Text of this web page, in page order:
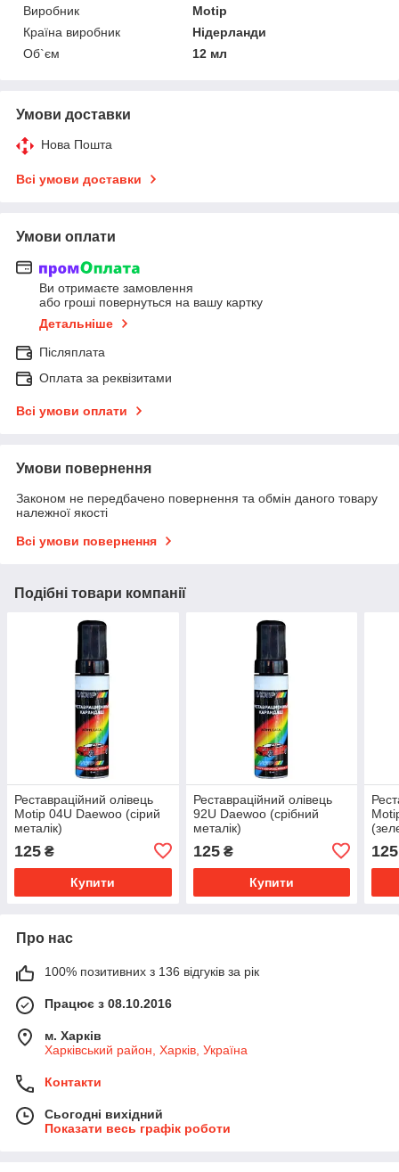
Виробник
Motip
Країна виробник
Нідерланди
Об`єм
12 мл
Умови доставки
Нова Пошта
Всі умови доставки
Умови оплати
Ви отримаєте замовлення
або гроші повернуться на вашу картку
Детальніше
Післяплата
Оплата за реквізитами
Всі умови оплати
Умови повернення
Законом не передбачено повернення та обмін даного товару
належної якості
Всі умови повернення
Подібні товари компанії
Реставраційний олівець
Motip 04U Daewoo (сірий
металік)
125 ₴
Купити
Реставраційний олівець
92U Daewoo (срібний
металік)
125₴
Купити
125
Про нас
100% позитивних з 136 відгуків за рік
Працює з 08.10.2016
м. Харків
Харківський район, Харків, Україна
Контакти
Сьогодні вихідний
Показати весь графік роботи